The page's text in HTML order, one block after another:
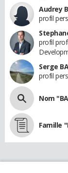
Audrey
profil
profil
Serge
profil
Nom
Famille